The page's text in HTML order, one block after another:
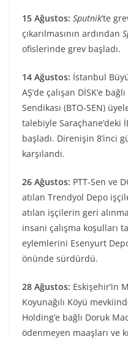
15 Ağustos: Sputnik’te
çıkarılmasının ardından
ofislerinde grev başladı.
14 Ağustos: İstanbul
AŞ’de çalışan DİSK’e
Sendikası (BTO-SEN)
talebiyle Saraçhane’deki
başladı. Direnişin 8’inci
karşılandı.
26 Ağustos: PTT-Sen ve
atılan Trendyol Depo
atılan işçilerin geri
insani çalışma koşulları
eylemlerini Esenyurt
önünde sürdürdü.
28 Ağustos: Eskişehir’in
Koyunağılı Köyü
Holding’e bağlı Doruk
ödenmeyen maaşları ve